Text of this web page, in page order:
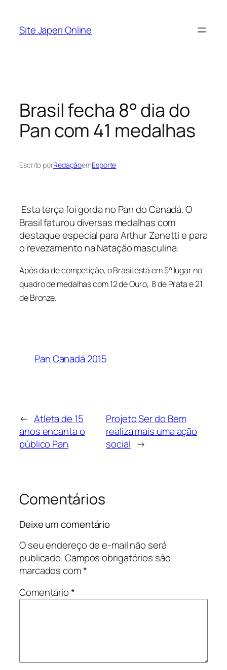
Site Japeri Online
Brasil fecha 8° dia do
Pan com 41 medalhas
Escrito porRedaçãoemEsporte
Esta terça foi gorda no Pan do Canadá. O
Brasil faturou diversas medalhas com
destaque especial para Arthur Zanetti e para
o revezamento na Natação masculina.
Após dia de competição, o Brasil está em 5° lugar no
quadro de medalhas com 12 de Ouro, 8 de Prata e 21
de Bronze.
Pan Canadá 2015
← Atleta de 15
anos encanta o
público Pan
Projeto Ser do Bem
realiza mais uma ação
social →
Comentários
Deixe um comentário
O seu endereço de e-mail não será
publicado.Campos obrigatórios são
marcados com*
Comentário*